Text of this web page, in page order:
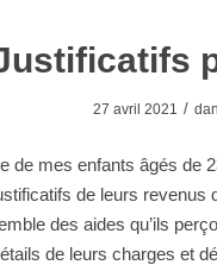
27 avril 2021 /
de mes enfants âgés de
de leurs revenus
des aides qu’ils
de leurs charges et